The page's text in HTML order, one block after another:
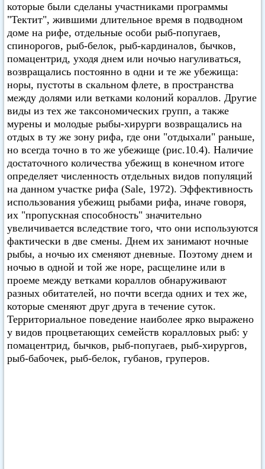
которые были сделаны участниками программы
"Тектит", жившими длительное время в подводном
доме на рифе, отдельные особи рыб-попугаев,
спинорогов, рыб-белок, рыб-кардиналов, бычков,
помацентрид, уходя днем или ночью нагуливаться,
возвращались постоянно в одни и те же убежища:
норы, пустоты в скальном флете, в пространства
между долями или ветками колоний кораллов. Другие
виды из тех же таксономических групп, а также
мурены и молодые рыбы-хирурги возвращались на
отдых в ту же зону рифа, где они "отдыхали" раньше,
но всегда точно в то же убежище (рис.10.4). Наличие
достаточного количества убежищ в конечном итоге
определяет численность отдельных видов популяций
на данном участке рифа (Sale, 1972). Эффективность
использования убежищ рыбами рифа, иначе говоря,
их "пропускная способность" значительно
увеличивается вследствие того, что они используются
фактически в две смены. Днем их занимают ночные
рыбы, а ночью их сменяют дневные. Поэтому днем и
ночью в одной и той же норе, расщелине или в
проеме между ветками кораллов обнаруживают
разных обитателей, но почти всегда одних и тех же,
которые сменяют друг друга в течение суток.
Территориальное поведение наиболее ярко выражено
у видов процветающих семейств коралловых рыб: у
помацентрид, бычков, рыб-попугаев, рыб-хирургов,
рыб-бабочек, рыб-белок, губанов, груперов.